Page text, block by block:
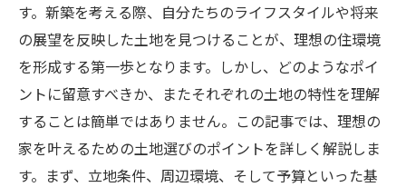
す。新築を考える際、自分たちのライフスタイルや将来
の展望を反映した土地を見つけることが、理想の住環境
を形成する第一歩となります。しかし、どのようなポイ
ントに留意すべきか、またそれぞれの土地の特性を理解
することは簡単ではありません。この記事では、理想の
家を叶えるための土地選びのポイントを詳しく解説しま
す。まず、立地条件、周辺環境、そして予算といった基